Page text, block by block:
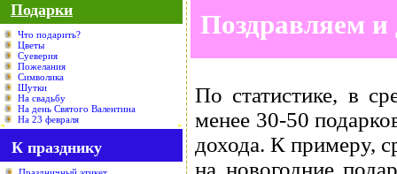
Подарки
Что подарить?
Цветы
Суеверия
Пожелания
Символика
Шутки
На свадьбу
На день Святого Валентина
На 23 февраля
К празднику
Праздничный этикет
Поздравляем
По статистике, в
менее 30-50
дохода. К примеру,
на новогодние